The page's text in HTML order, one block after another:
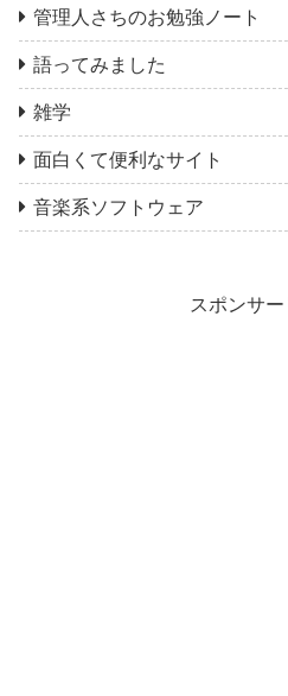
管理人さちのお勉強ノート
語ってみました
雑学
面白くて便利なサイト
音楽系ソフトウェア
スポンサー